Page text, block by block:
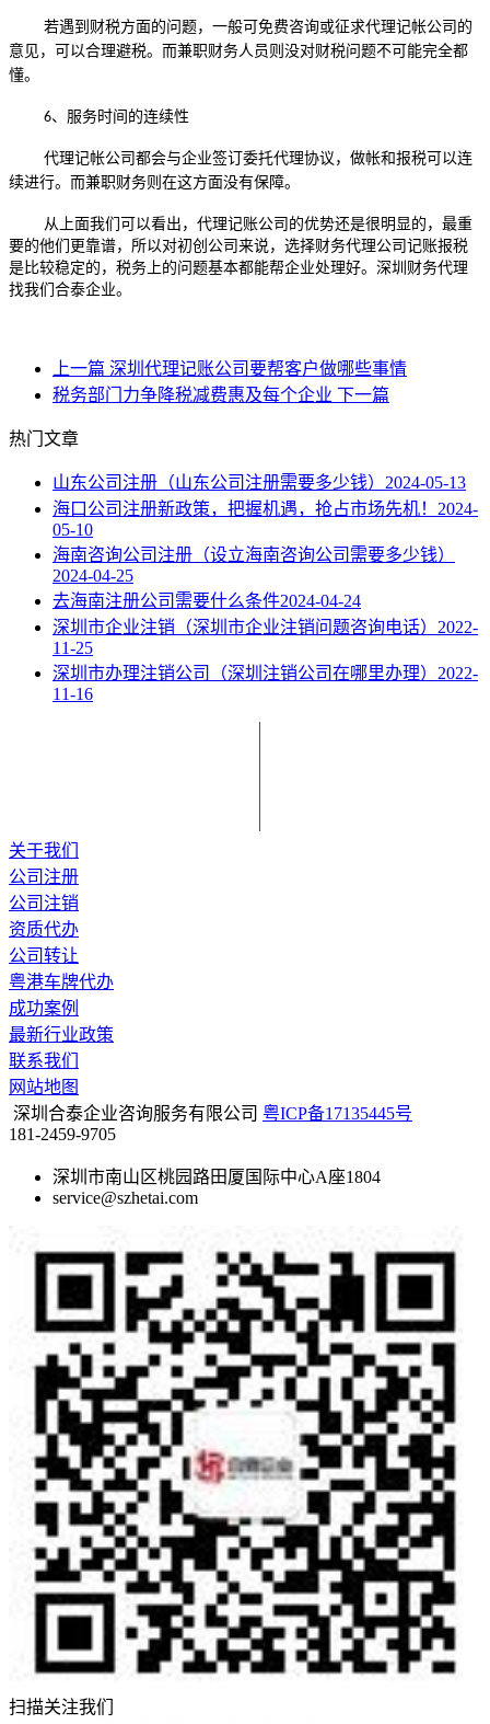
若遇到财税方面的问题，一般可免费咨询或征求代理记帐公司的
意见，可以合理避税。而兼职财务人员则没对财税问题不可能完全都
懂。
6、服务时间的连续性
代理记帐公司都会与企业签订委托代理协议，做帐和报税可以连
续进行。而兼职财务则在这方面没有保障。
从上面我们可以看出，代理记账公司的优势还是很明显的，最重
要的他们更靠谱，所以对初创公司来说，选择财务代理公司记账报税
是比较稳定的，税务上的问题基本都能帮企业处理好。深圳财务代理
找我们合泰企业。
上一篇 深圳代理记账公司要帮客户做哪些事情
税务部门力争降税减费惠及每个企业 下一篇
热门文章
山东公司注册（山东公司注册需要多少钱） 2024-05-13
海口公司注册新政策，把握机遇，抢占市场先机！ 2024-
05-10
海南咨询公司注册（设立海南咨询公司需要多少钱）
2024-04-25
去海南注册公司需要什么条件2024-04-24
深圳市企业注销（深圳市企业注销问题咨询电话） 2022-
11-25
深圳市办理注销公司（深圳注销公司在哪里办理） 2022-
11-16
关于我们
公司注册
公司注销
资质代办
公司转让
粤港车牌代办
成功案例
最新行业政策
联系我们
网站地图
深圳合泰企业咨询服务有限公司 粤ICP备17135445号
181-2459-9705
深圳市南山区桃园路田厦国际中心A座1804
service@szhetai.com
扫描关注我们